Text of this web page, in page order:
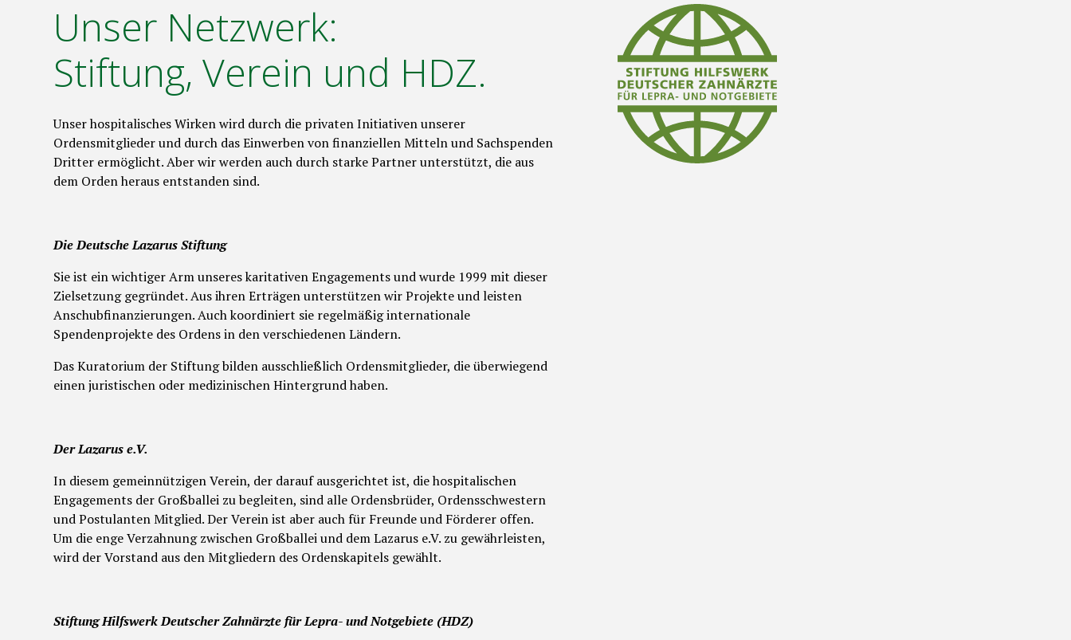
Unser Netzwerk:
Stiftung, Verein und HDZ.
Unser hospitalisches Wirken wird durch die privaten Initiativen unserer
Ordensmitglieder und durch das Einwerben von finanziellen Mitteln und Sachspenden
Dritter ermöglicht. Aber wir werden auch durch starke Partner unterstützt, die aus
dem Orden heraus entstanden sind.
Die Deutsche Lazarus Stiftung
Sie ist ein wichtiger Arm unseres karitativen Engagements und wurde 1999 mit dieser
Zielsetzung gegründet. Aus ihren Erträgen unterstützen wir Projekte und leisten
Anschubfinanzierungen. Auch koordiniert sie regelmäßig internationale
Spendenprojekte des Ordens in den verschiedenen Ländern.
Das Kuratorium der Stiftung bilden ausschließlich Ordensmitglieder, die überwiegend
einen juristischen oder medizinischen Hintergrund haben.
Der Lazarus e.V.
In diesem gemeinnützigen Verein, der darauf ausgerichtet ist, die hospitalischen
Engagements der Großballei zu begleiten, sind alle Ordensbrüder, Ordensschwestern
und Postulanten Mitglied. Der Verein ist aber auch für Freunde und Förderer offen.
Um die enge Verzahnung zwischen Großballei und dem Lazarus e.V. zu gewährleisten,
wird der Vorstand aus den Mitgliedern des Ordenskapitels gewählt.
Stiftung Hilfswerk Deutscher Zahnärzte für Lepra- und Notgebiete (HDZ)